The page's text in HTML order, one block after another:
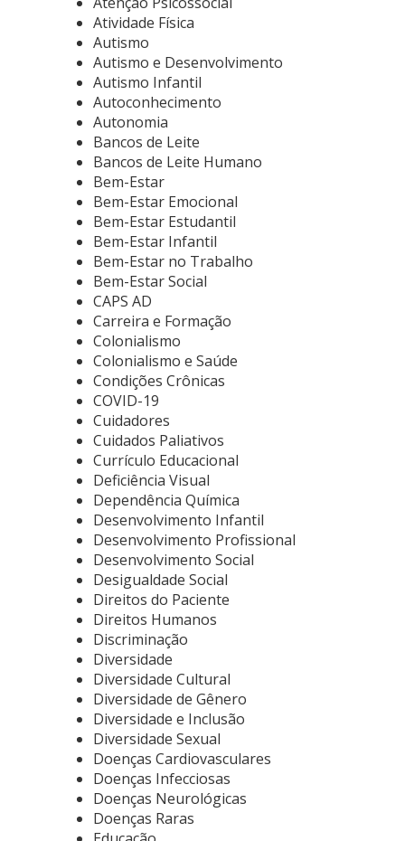
Atividade Física
Autismo
Autismo e Desenvolvimento
Autismo Infantil
Autoconhecimento
Autonomia
Bancos de Leite
Bancos de Leite Humano
Bem-Estar
Bem-Estar Emocional
Bem-Estar Estudantil
Bem-Estar Infantil
Bem-Estar no Trabalho
Bem-Estar Social
CAPS AD
Carreira e Formação
Colonialismo
Colonialismo e Saúde
Condições Crônicas
COVID-19
Cuidadores
Cuidados Paliativos
Currículo Educacional
Deficiência Visual
Dependência Química
Desenvolvimento Infantil
Desenvolvimento Profissional
Desenvolvimento Social
Desigualdade Social
Direitos do Paciente
Direitos Humanos
Discriminação
Diversidade
Diversidade Cultural
Diversidade de Gênero
Diversidade e Inclusão
Diversidade Sexual
Doenças Cardiovasculares
Doenças Infecciosas
Doenças Neurológicas
Doenças Raras